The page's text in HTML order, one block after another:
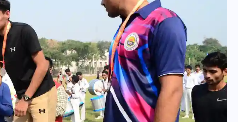
वोटर लिस्ट पुनरीक्षण कार्यक्रम में
हुआ बदलाव, देखें नई तारीखों की
पूरी लिस्ट